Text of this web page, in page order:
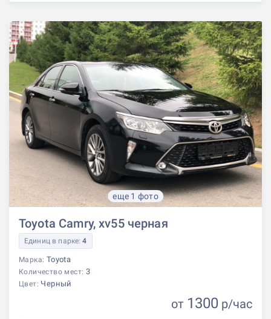
еще 1 фото
Toyota Camry, xv55 черная
Единиц в парке:4
Марка: Toyota
Количество мест: 3
Цвет: Черный
от 1300 р/час